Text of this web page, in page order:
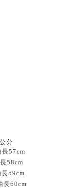
分
57cm
58cm
59cm
長60cm